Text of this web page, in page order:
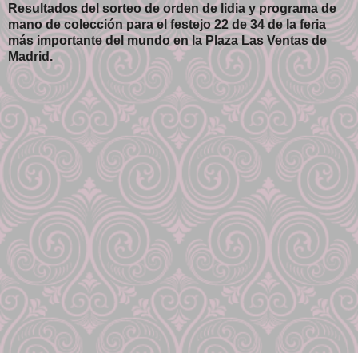
Resultados del sorteo de orden de lidia y programa de
mano de colección para el festejo 22 de 34 de la feria
más importante del mundo en la Plaza Las Ventas de
Madrid.